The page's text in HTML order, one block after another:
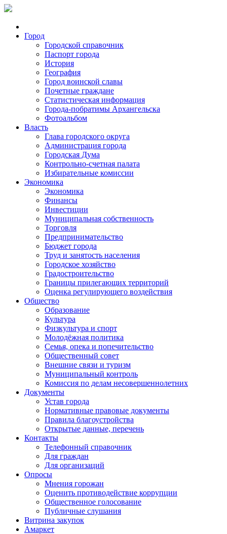
Город
Городской справочник
Паспорт города
История
География
Город воинской славы
Почетные граждане
Статистическая информация
Города-побратимы Архангельска
Фотоальбом
Власть
Глава городского округа
Администрация города
Городская Дума
Контрольно-счетная палата
Избирательные комиссии
Экономика
Экономика
Финансы
Инвестиции
Муниципальная собственность
Торговля
Предпринимательство
Бюджет города
Труд и занятость населения
Городское хозяйство
Градостроительство
Границы прилегающих территорий
Оценка регулирующего воздействия
Общество
Образование
Культура
Физкультура и спорт
Молодёжная политика
Семья, опека и попечительство
Общественный совет
Внешние связи и туризм
Муниципальный контроль
Комиссия по делам несовершеннолетних
Документы
Устав города
Нормативные правовые документы
Правила благоустройства
Открытые данные, перечень
Контакты
Телефонный справочник
Для граждан
Для организаций
Опросы
Мнения горожан
Оценить противодействие коррупции
Общественное голосование
Публичные слушания
Витрина закупок
Амаркет